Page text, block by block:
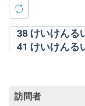
38けいけんる
41 けいけんる
訪問者